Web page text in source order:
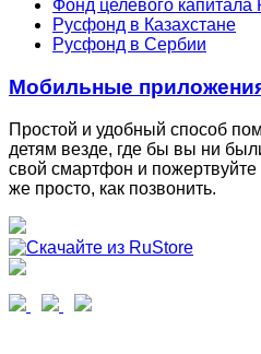
Фонд целевого
Русфонд в Казахстане
Русфонд в Сербии
Мобильные
Простой и удобный способ
детям везде, где бы вы ни
свой смартфон и
же просто, как позвонить.